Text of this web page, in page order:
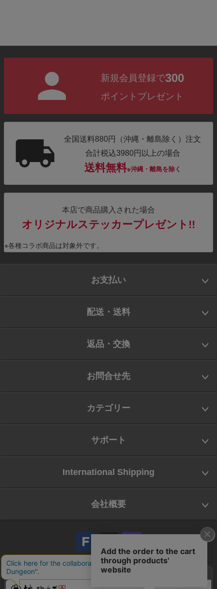
新規会員登録で300
ポイントプレゼント
全国送料880円（沖縄・離島除く）注文
合計税込3980円以上の場合
送料無料※沖縄・離島を除く
本店で商品購入された場合
オリジナルステッカープレゼント!!
※各種コラボ商品は対象外です。
お支払い
配送・送料
返品・交換
お問合せ先
カテゴリー
サポート
International Shipping
会社概要
会社概要